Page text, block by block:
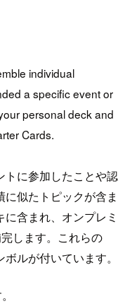
individual
a specific event or
personal deck and
Cards.
トに参加したことや認
似たトピックが含ま
含まれ、オンプレミ
します。これらの
ルが付いています。